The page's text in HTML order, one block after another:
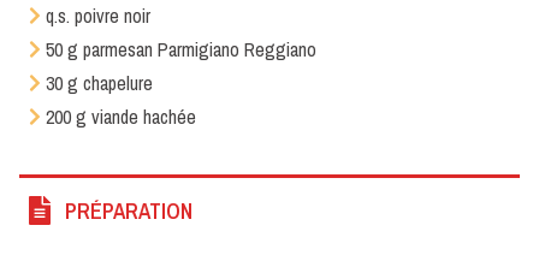
q.s. poivre noir
50 g parmesan Parmigiano Reggiano
30 g chapelure
200 g viande hachée
PRÉPARATION